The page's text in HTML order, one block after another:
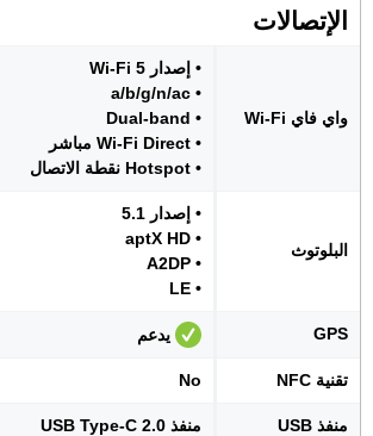
الإتصالات
واي فاي Wi-Fi
• إصدار Wi-Fi 5
• a/b/g/n/ac
• Dual-band
• Wi-Fi Direct مباشر
• Hotspot نقطة الاتصال
البلوتوث
• إصدار 5.1
• aptX HD
• A2DP
• LE
GPS يدعم
تقنية NFC No
منفذ USB منفذ USB Type-C 2.0